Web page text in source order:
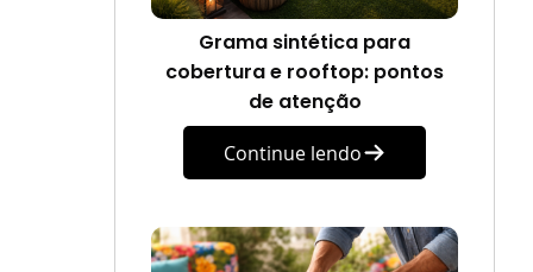
Grama sintética para
cobertura e rooftop: pontos
de atenção
Continue lendo